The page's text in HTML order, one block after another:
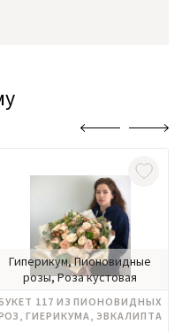
Гиперикум, Пионовидные
розы, Роза кустовая
117 ИЗ ПИОНОВИДНЫХ
ГИЕРИКУМА, ЭВКАЛИПТА